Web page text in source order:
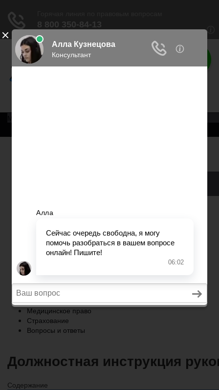
Права россиян
Медицинское право
Страхование
Вопросы и ответы
Главная
Военное право
Трудовое право
Медицинское право
Страхование
Вопросы и ответы
Должностная инструкция
Содержание